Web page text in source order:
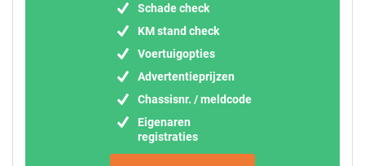
Schade check
KM stand check
Voertuigopties
Advertentieprijzen
Chassisnr. / meldcode
Eigenaren
registraties